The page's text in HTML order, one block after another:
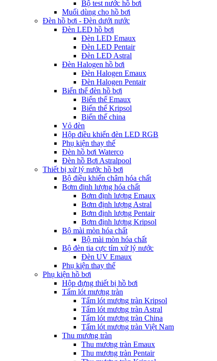
Bộ test nước hồ bơi
Muối dùng cho hồ bơi
Đèn hồ bơi - Đèn dưới nước
Đèn LED hồ bơi
Đèn LED Emaux
Đèn LED Pentair
Đèn LED Astral
Đèn Halogen hồ bơi
Đèn Halogen Emaux
Đèn Halogen Pentair
Biến thế đèn hồ bơi
Biến thế Emaux
Biến thế Kripsol
Biến thế china
Vỏ đèn
Hộp điều khiển đèn LED RGB
Phụ kiện thay thế
Đèn hồ bơi Waterco
Đèn hồ Bơi Astralpool
Thiết bị xử lý nước hồ bơi
Bộ điều khiển châm hóa chất
Bơm định lượng hóa chất
Bơm định lượng Emaux
Bơm định lượng Astral
Bơm định lượng Pentair
Bơm định lượng Kripsol
Bộ mài mòn hóa chất
Bộ mài mòn hóa chất
Bộ đèn tia cực tím xử lý nước
Đèn UV Emaux
Phụ kiện thay thế
Phụ kiện hồ bơi
Hộp đựng thiết bị hồ bơi
Tấm lót mương tràn
Tấm lót mương tràn Kripsol
Tấm lót mương tràn Astral
Tấm lót mương tràn China
Tấm lót mương tràn Việt Nam
Thu mương tràn
Thu mương tràn Emaux
Thu mương tràn Pentair